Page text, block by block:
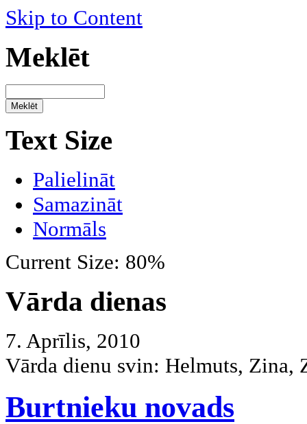
Skip to Content
Meklēt
Text Size
Palielināt
Samazināt
Normāls
Current Size: 80%
Vārda dienas
7. Aprīlis, 2010
Vārda dienu svin: Helmuts, Zina,
Burtnieku novads